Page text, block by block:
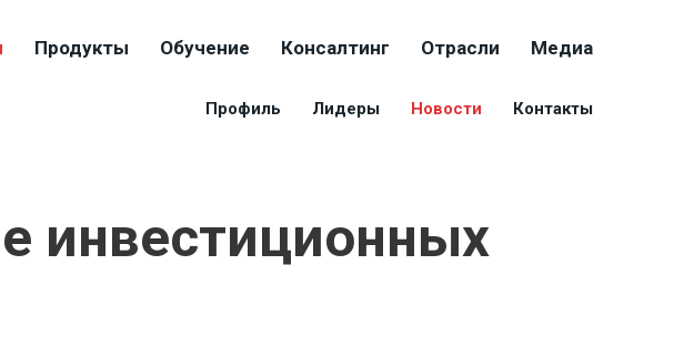
Продукты Обучение Консалтинг Отрасли Медиа
Профиль Лидеры Новости Контакты
инвестиционных